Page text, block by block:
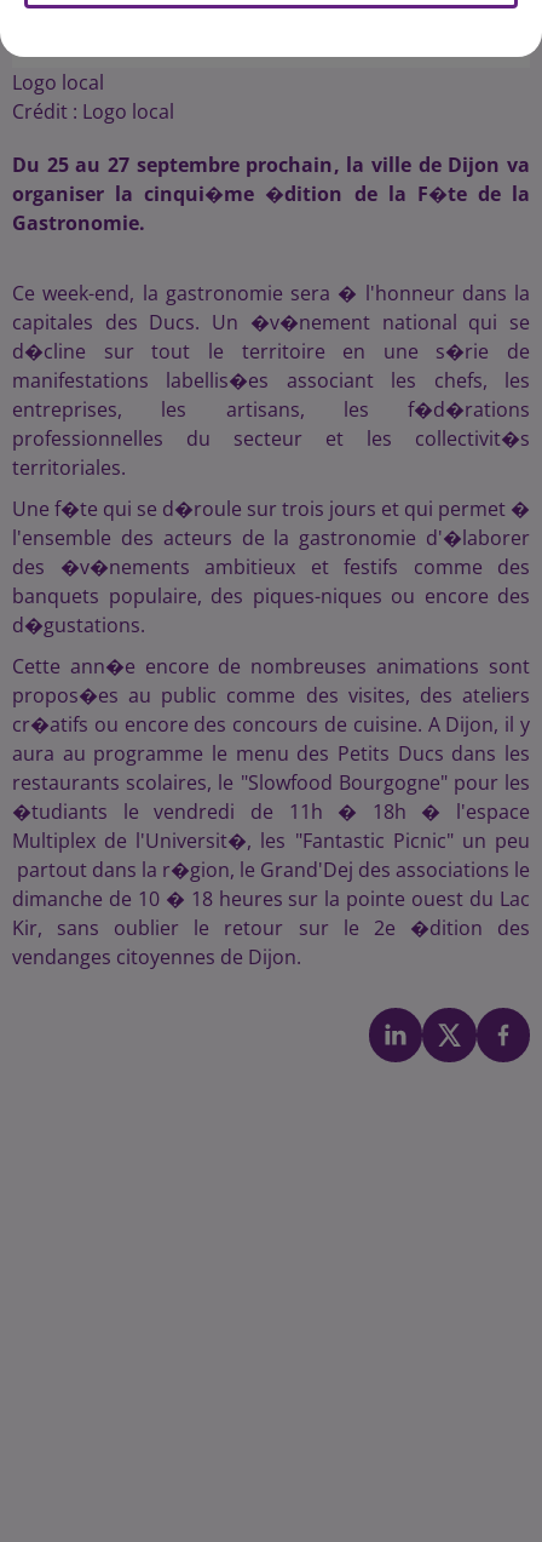
Logo local
Crédit : Logo local
Du 25 au 27 septembre prochain, la ville de Dijon va
organiser la cinqui�me �dition de la F�te de la
Gastronomie.
Ce week-end, la gastronomie sera � l'honneur dans la
capitales des Ducs. Un �v�nement national qui se
d�cline sur tout le territoire en une s�rie de
manifestations labellis�es associant les chefs, les
entreprises, les artisans, les f�d�rations
professionnelles du secteur et les collectivit�s
territoriales.
Une f�te qui se d�roule sur trois jours et qui permet �
l'ensemble des acteurs de la gastronomie d'�laborer
des �v�nements ambitieux et festifs comme des
banquets populaire, des piques-niques ou encore des
d�gustations.
Cette ann�e encore de nombreuses animations sont
propos�es au public comme des visites, des ateliers
cr�atifs ou encore des concours de cuisine. A Dijon, il y
aura au programme le menu des Petits Ducs dans les
restaurants scolaires, le "Slowfood Bourgogne" pour les
�tudiants le vendredi de 11h � 18h � l'espace
Multiplex de l'Universit�, les "Fantastic Picnic" un peu
partout dans la r�gion, le Grand'Dej des associations le
dimanche de 10 � 18 heures sur la pointe ouest du Lac
Kir, sans oublier le retour sur le 2e �dition des
vendanges citoyennes de Dijon.